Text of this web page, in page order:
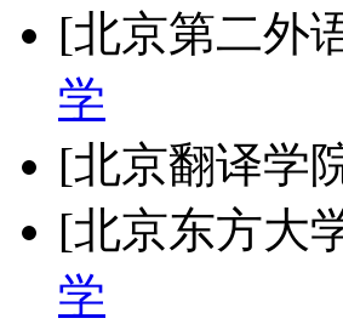
[北京第二外
学
[北京翻译学
[北京东方大
学